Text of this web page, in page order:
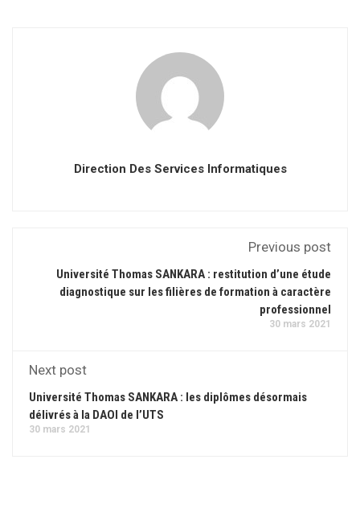
Direction Des Services Informatiques
Previous post
Université Thomas SANKARA : restitution d’une étude
diagnostique sur les filières de formation à caractère
professionnel
30 mars 2021
Next post
Université Thomas SANKARA : les diplômes désormais
délivrés à la DAOI de l’UTS
30 mars 2021